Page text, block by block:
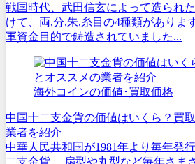
戦国時代、武田信玄によって造られ
けて、両,分,朱,糸目の4種類がありま
軍資金目的で鋳造されていました...
海外コインの価値･買取価格
中国十二支金貨の価値はいくら？買
業者を紹介
中華人民共和国が1981年より毎年発